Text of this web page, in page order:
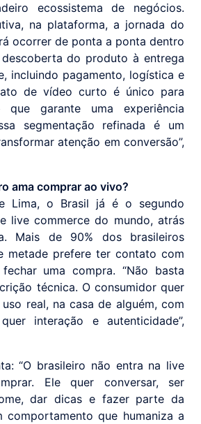
ecossistema de negócios.
na plataforma, a jornada do
ocorrer de ponta a ponta dentro
do produto à entrega
incluindo pagamento, logística e
de vídeo curto é único para
garante uma experiência
segmentação refinada é um
atenção em conversão”,
ama comprar ao vivo?
Lima, o Brasil já é o segundo
live commerce do mundo, atrás
Mais de 90% dos brasileiros
metade prefere ter contato com
uma compra. “Não basta
técnica. O consumidor quer
real, na casa de alguém, com
interação e autenticidade”,
“O brasileiro não entra na live
Ele quer conversar, ser
dar dicas e fazer parte da
comportamento que humaniza a